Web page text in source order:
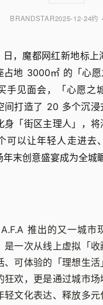
BRANDSTAR2025-12-24约
，魔都网红新地标上
占地 3000㎡ 的「心
手见面会，「心愿之
间打造了 20 多个沉
身「街区主理人」，
可以让年轻人走进去
末创意盛宴成为全城
推出的又一城市
是一次从线上虚拟「
、可体验的「理想生
狂欢，更是通过城市
轻文化表达、释放多